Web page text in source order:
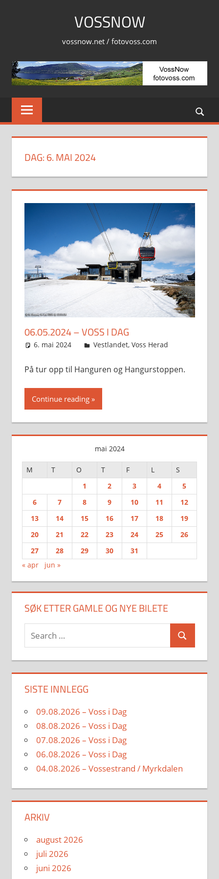
VOSSNOW
vossnow.net / fotovoss.com
DAG:6. MAI 2024
06.05.2024 – VOSS I DAG
6. mai 2024 Svein
Vestlandet, Voss Herad
På tur opp til Hanguren og Hangurstoppen.
Continue reading
mai 2024
M T O T F L
S
1
2 3 4
5
6
7 8 9 10 11
12
13
14 15 16 17 18
19
20
21 22 23 24 25
26
27
28 29 30
31
« apr
jun »
SØK ETTER GAMLE OG NYE BILETE
Search
for:
Search
SISTE INNLEGG
09.08.2026 – Voss i Dag
08.08.2026 – Voss i Dag
07.08.2026 – Voss i Dag
06.08.2026 – Voss i Dag
04.08.2026 – Vossestrand / Myrkdalen
ARKIV
august 2026
juli 2026
juni 2026